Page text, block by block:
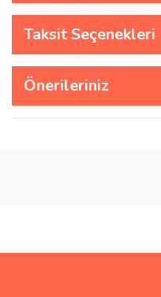
Taksit Seçenekleri
Önerileriniz